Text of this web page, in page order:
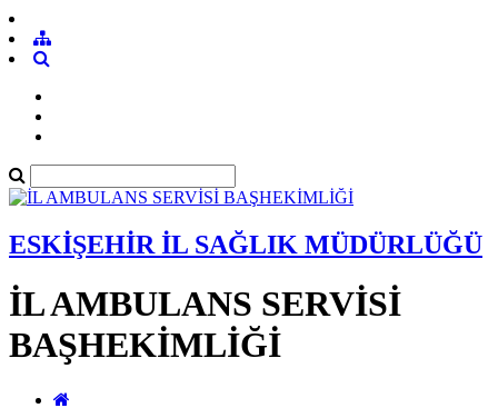
ESKİŞEHİR İL SAĞLIK MÜDÜRLÜĞÜ
İL AMBULANS SERVİSİ
BAŞHEKİMLİĞİ